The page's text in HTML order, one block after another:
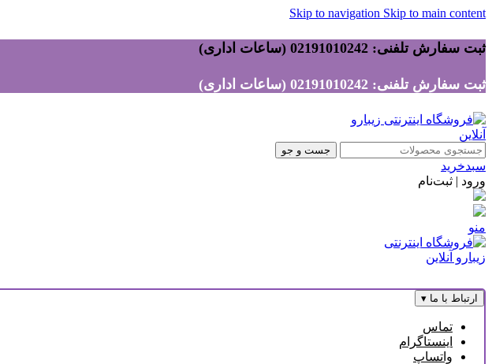
Skip to navigation Skip to main content
ثبت سفارش تلفنی: 02191010242 (ساعات اداری)
ثبت سفارش تلفنی: 02191010242 (ساعات اداری)
جست و جو
سبدخرید
ورود | ثبت‌نام
منو
ارتباط با ما ▾
تماس
اینستاگرام
واتساپ